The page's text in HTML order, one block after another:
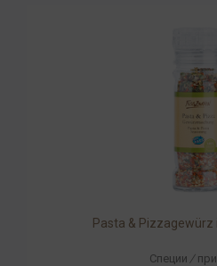
Pasta & Pizzagewürz
Специи /